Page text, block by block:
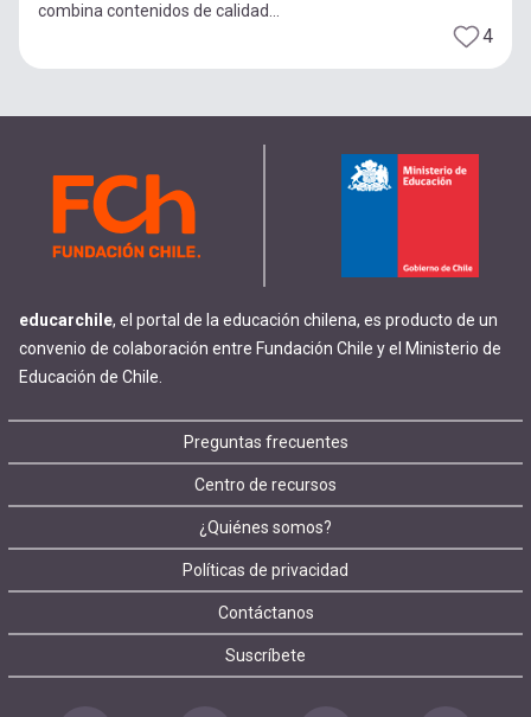
combina contenidos de calidad...
4
educarchile, el portal de la educación chilena, es producto de un
convenio de colaboración entre Fundación Chile y el Ministerio de
Educación de Chile.
Footer
menu
Preguntas frecuentes
Centro de recursos
¿Quiénes somos?
Políticas de privacidad
Contáctanos
Suscríbete